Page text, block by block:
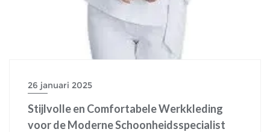
26 januari 2025
Stijlvolle en Comfortabele Werkkleding
voor de Moderne Schoonheidsspecialist